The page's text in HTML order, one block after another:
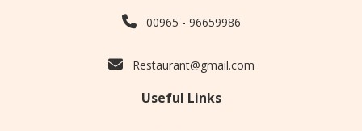
00965 - 96659986
Restaurant@gmail.com
Useful Links